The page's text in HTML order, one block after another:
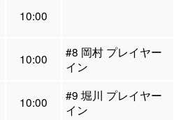
10:00
10:00
#8 岡村 プレイヤー
イン
10:00
#9 堀川 プレイヤー
イン